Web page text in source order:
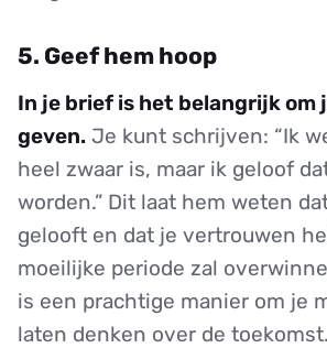
5. Geef hem hoop
In je brief is het belangrijk om
geven. Je kunt schrijven: “Ik
heel zwaar is, maar ik geloof
worden.” Dit laat hem weten
gelooft en dat je vertrouwen
moeilijke periode zal
is een prachtige manier om je
laten denken over de toekomst.